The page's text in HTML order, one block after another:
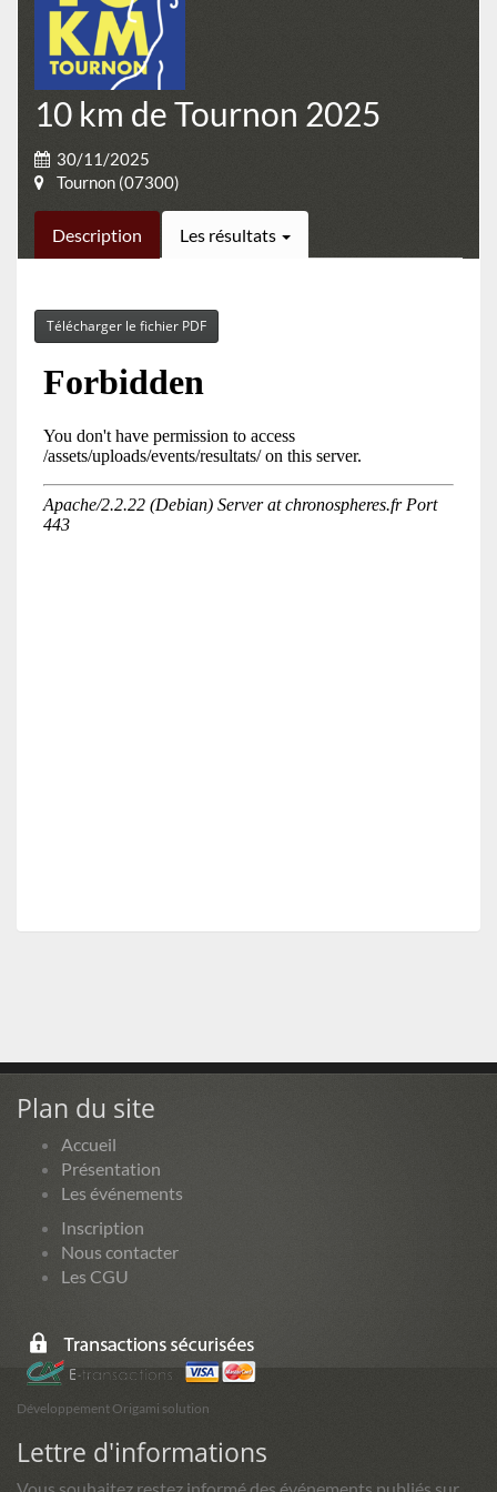
10 km de Tournon 2025
30/11/2025
Tournon (07300)
Description Les résultats
Télécharger le fichier PDF
Plan du site
Accueil
Présentation
Les événements
Inscription
Nous contacter
Les CGU
Développement Origami solution
Lettre d'informations